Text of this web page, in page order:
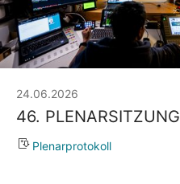
24.06.2026
46. PLENARSITZUNG
Plenarprotokoll